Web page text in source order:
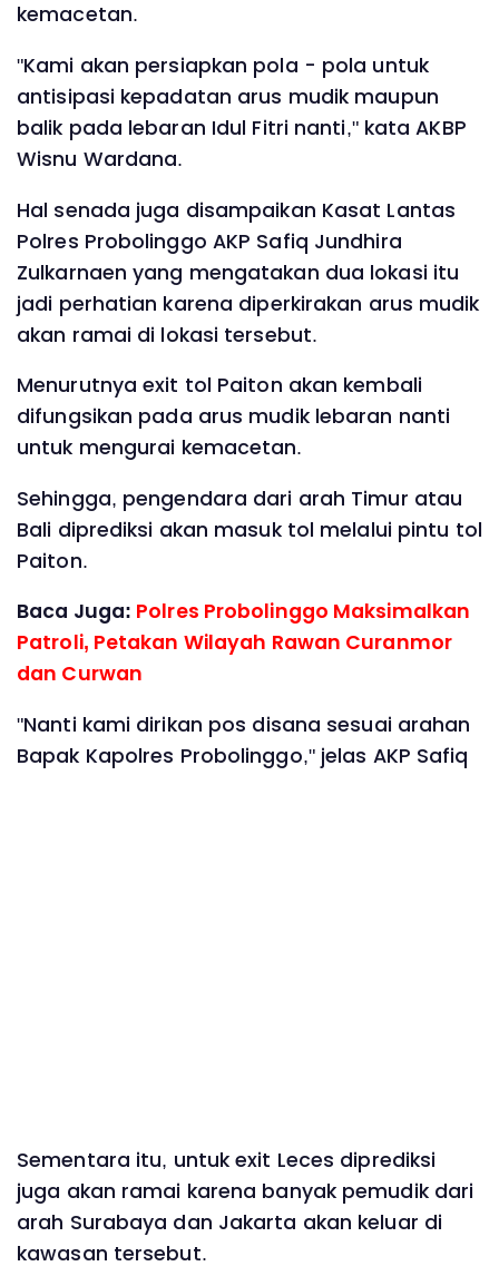
kemacetan.
"Kami akan persiapkan pola - pola untuk
antisipasi kepadatan arus mudik maupun
balik pada lebaran Idul Fitri nanti," kata AKBP
Wisnu Wardana.
Hal senada juga disampaikan Kasat Lantas
Polres Probolinggo AKP Safiq Jundhira
Zulkarnaen yang mengatakan dua lokasi itu
jadi perhatian karena diperkirakan arus mudik
akan ramai di lokasi tersebut.
Menurutnya exit tol Paiton akan kembali
difungsikan pada arus mudik lebaran nanti
untuk mengurai kemacetan.
Sehingga, pengendara dari arah Timur atau
Bali diprediksi akan masuk tol melalui pintu tol
Paiton.
Baca Juga: Polres Probolinggo Maksimalkan
Patroli, Petakan Wilayah Rawan Curanmor
dan Curwan
"Nanti kami dirikan pos disana sesuai arahan
Bapak Kapolres Probolinggo," jelas AKP Safiq
Sementara itu, untuk exit Leces diprediksi
juga akan ramai karena banyak pemudik dari
arah Surabaya dan Jakarta akan keluar di
kawasan tersebut.